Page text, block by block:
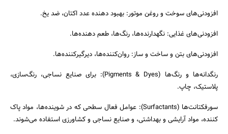
افزودنی‌های سوخت و روغن موتور: بهبود دهنده عدد اکتان، ضد یخ.
افزودنی‌های غذایی: نگهدارنده‌ها، رنگ‌ها، طعم دهنده‌ها.
افزودنی‌های بتن و ساخت و ساز: روان‌کننده‌ها، دیرگیرکننده‌ها.
رنگدانه‌ها و رنگ‌ها (Pigments & Dyes): برای صنایع نساجی، رنگ‌سازی،
پلاستیک، چاپ.
سورفکتانت‌ها (Surfactants): عوامل فعال سطحی که در شوینده‌ها، مواد پاک
کننده، مواد آرایشی و بهداشتی، و صنایع نساجی و کشاورزی استفاده می‌شوند.